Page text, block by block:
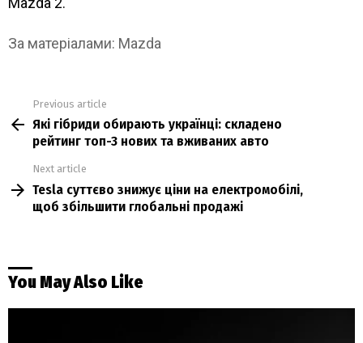
За матеріалами: Mazda
more
Previous article
Які гібриди обирають українці: складено
рейтинг топ-3 нових та вживаних авто
Next article
Tesla суттєво знижує ціни на електромобілі,
щоб збільшити глобальні продажі
You May Also Like